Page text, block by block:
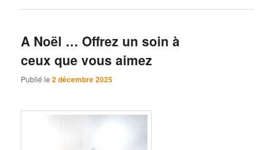
A Noël … Offrez un soin à
ceux que vous aimez
Publié le2 décembre 2025